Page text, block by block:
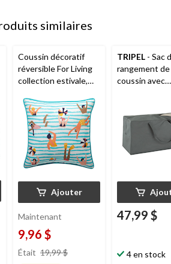
similaires
Coussin décoratif
réversible For Living
collection estivale,
Ajouter
Maintenant
9,96 $
Était 19,99 $
TRIPEL - Sac
rangement de
coussin avec
47,99 $
4 en stock